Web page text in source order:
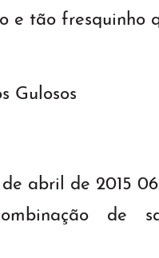
e tão fresquinho
Gulosos
de abril de 2015
de